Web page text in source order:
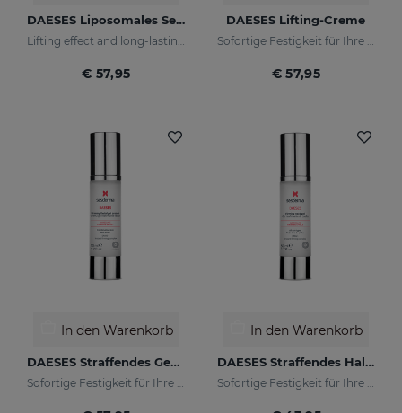
DAESES Liposomales Serum 30 ML
Lifting effect and long-lasting firming action
€ 57,95
DAESES Lifting-Creme
Sofortige Festigkeit für Ihre Haut
€ 57,95
In den Warenkorb
DAESES Straffendes Gesichtscremegel
In den Warenkorb
DAESES Straffendes Halsgel